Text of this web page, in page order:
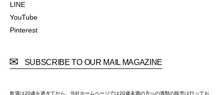
LINE
YouTube
Pinterest
SUBSCRIBE TO OUR MAIL MAGAZINE
飲酒は20歳を過ぎてから。当社ホームページでは20歳未満の方への酒類の販売は行ってお